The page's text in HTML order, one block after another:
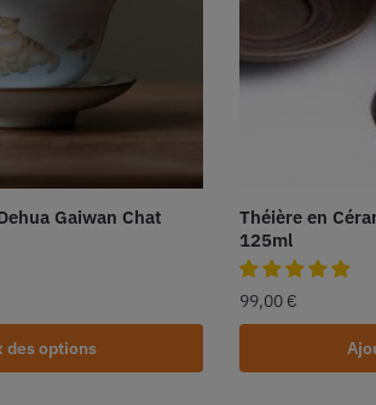
Gaiwan Chat
des options
Théière en
125ml
99,00 €